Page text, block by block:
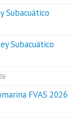
Subacuático
Subacuático
FVAS 2026